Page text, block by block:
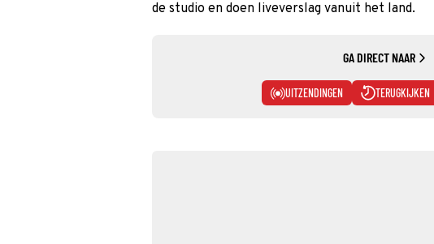
de studio en doen liveverslag vanuit het land.
GA DIRECT NAAR
UITZENDINGEN TERUGKIJKEN